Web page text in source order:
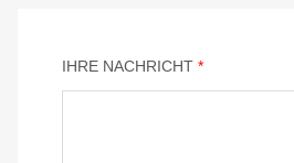
IHRE NACHRICHT *